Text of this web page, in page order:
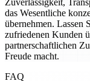
Zuverlässigkeit,
das Wesentliche
übernehmen. Lassen
zufriedenen Kunden
partnerschaftlichen
Freude macht.
FAQ